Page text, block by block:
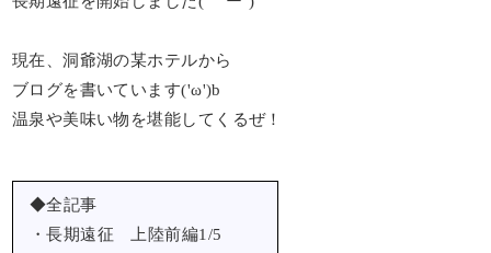
現在、洞爺湖の某ホテルから
ブログを書いています('ω')b
温泉や美味い物を堪能してくるぜ！
◆全記事
・長期遠征 上陸前編1/5